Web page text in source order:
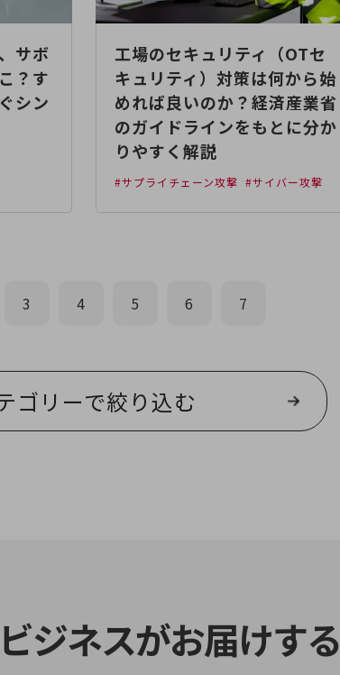
サボ
？す
シン
工場のセキュリティ（OTセ
キュリティ）対策は何から始
めれば良いのか？経済産業省
のガイドラインをもとに分か
りやすく解説
#サプライチェーン攻撃 #サイバー攻撃
3 4 5 6 7
ゴリーで絞り込む
ジネスがお届けする